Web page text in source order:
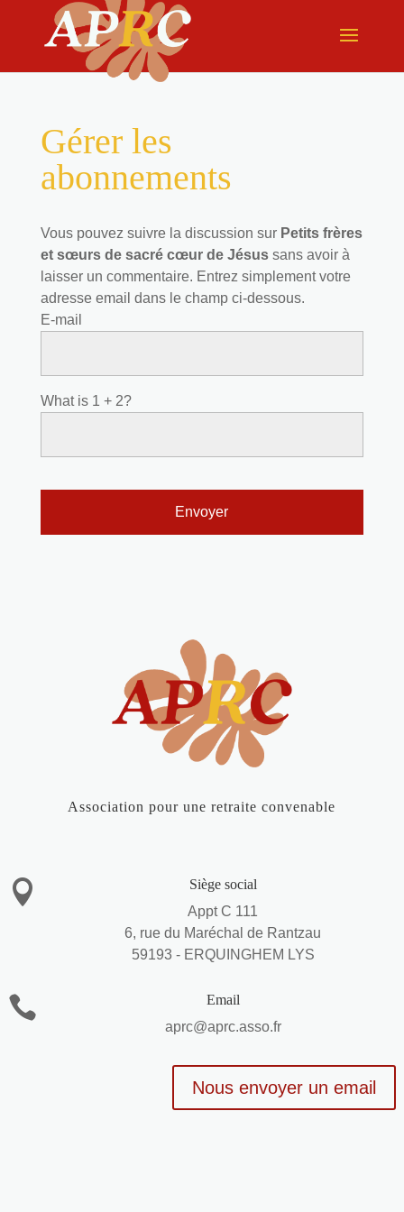
Gérer les
abonnements
Vous pouvez suivre la discussion sur Petits frères
et sœurs de sacré cœur de Jésussans avoir à
laisser un commentaire. Entrez simplement votre
adresse email dans le champ ci-dessous.
E-mail
What is 1 + 2?
Association pour une retraite convenable

Siège social
Appt C 111
6, rue du Maréchal de Rantzau
59193 - ERQUINGHEM LYS

Email
aprc@aprc.asso.fr
Nous envoyer un email